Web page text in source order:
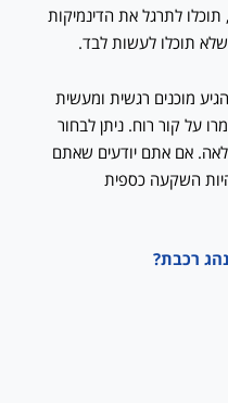
לתרגל את הדינמיקות
תוכלו לעשות לבד.
מוכנים רגשית ומעשית
על קור רוח. ניתן לבחור
אם אתם יודעים שאתם
השקעה כספית
רכבת?